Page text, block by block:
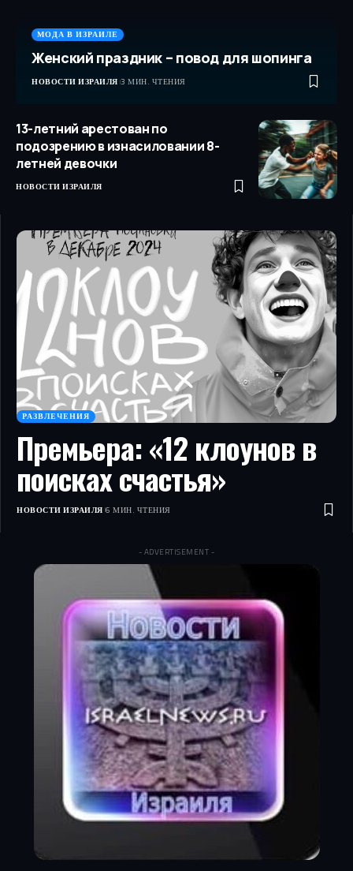
МОДА В ИЗРАИЛЕ
Женский праздник – повод для шопинга
НОВОСТИ ИЗРАИЛЯ 3 МИН. ЧТЕНИЯ
13-летний арестован по
подозрению в изнасиловании 8-
летней девочки
НОВОСТИ ИЗРАИЛЯ
РАЗВЛЕЧЕНИЯ
Премьера: «12 клоунов в
поисках счастья»
НОВОСТИ ИЗРАИЛЯ 6 МИН. ЧТЕНИЯ
- ADVERTISEMENT -